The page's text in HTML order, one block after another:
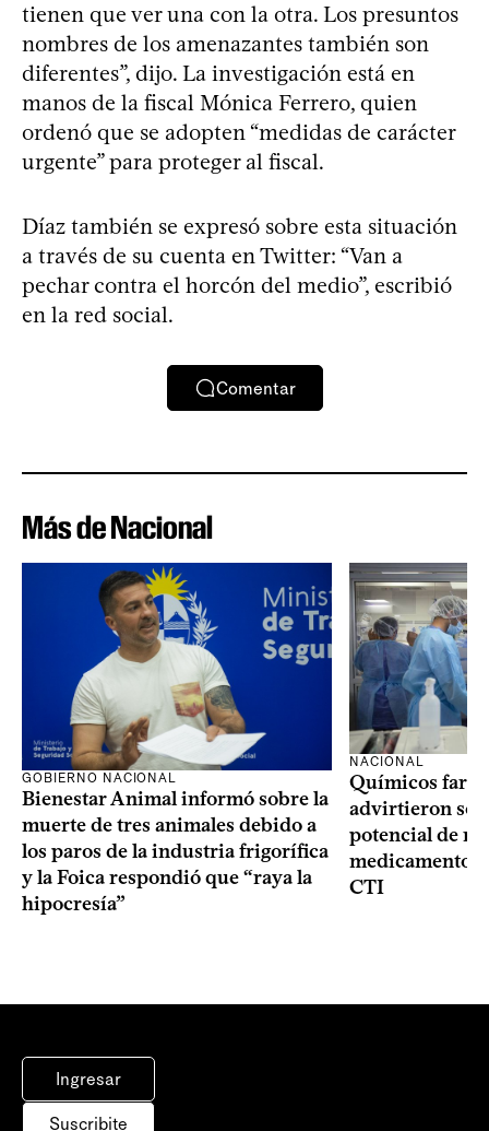
tienen que ver una con la otra. Los presuntos
nombres de los amenazantes también son
diferentes”, dijo. La investigación está en
manos de la fiscal Mónica Ferrero, quien
ordenó que se adopten “medidas de carácter
urgente” para proteger al fiscal.
Díaz también se expresó sobre esta situación
a través de su cuenta en Twitter: “Van a
pechar contra el horcón del medio”, escribió
en la red social.
Comentar
Más de Nacional
GOBIERNO NACIONAL
Bienestar Animal informó sobre la
muerte de tres animales debido a
los paros de la industria frigorífica
y la Foica respondió que “raya la
hipocresía”
NACIONAL
Químicos
advirtieron
potencial de
medicamentos
CTI
Ingresar
Suscribite